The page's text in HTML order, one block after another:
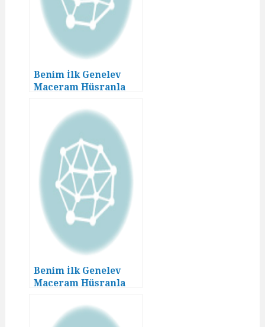
Benim İlk Genelev
Maceram Hüsranla
Benim İlk Genelev
Maceram Hüsranla